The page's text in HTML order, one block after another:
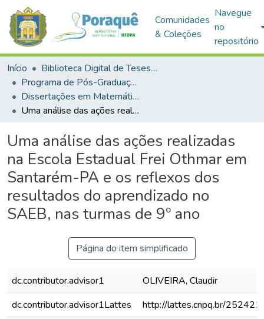
Comunidades
& Coleções
Navegue
no
repositório
Início
Biblioteca Digital de Teses e Dissertações (BDTD)
Programa de Pós-Graduação em Mestrado Profissional em Matemática em Rede Nacional (PROFMAT)
Dissertações em Matemática em Rede Nacional (Mestrado Profissional)
Uma análise das ações realizadas na Escola Estadual Frei Othmar em Santarém-PA e os reflexos dos resultados do aprendizado no SAEB, nas turmas de 9º ano
Uma análise das ações realizadas
na Escola Estadual Frei Othmar em
Santarém-PA e os reflexos dos
resultados do aprendizado no
SAEB, nas turmas de 9º ano
Página do item simplificado
dc.contributor.advisor1
OLIVEIRA, Claudir
dc.contributor.advisor1Lattes
http://lattes.cnpq.br/